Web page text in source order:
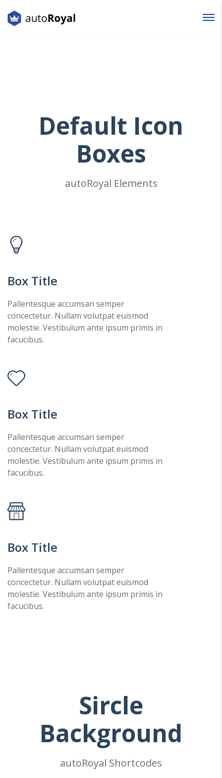
Default Icon
Boxes
autoRoyal Elements
Box Title
Pallentesque accumsan semper
concectetur. Nullam volutpat euismod
molestie. Vestibulum ante ipsum primis in
facucibus.
Box Title
Pallentesque accumsan semper
concectetur. Nullam volutpat euismod
molestie. Vestibulum ante ipsum primis in
facucibus.
Box Title
Pallentesque accumsan semper
concectetur. Nullam volutpat euismod
molestie. Vestibulum ante ipsum primis in
facucibus.
Sircle
Background
autoRoyal Shortcodes